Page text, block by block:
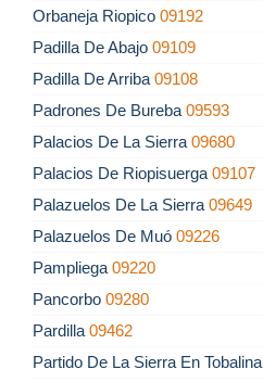
Orbaneja Riopico 09192
Padilla De Abajo 09109
Padilla De Arriba 09108
Padrones De Bureba 09593
Palacios De La Sierra 09680
Palacios De Riopisuerga 09107
Palazuelos De La Sierra 09649
Palazuelos De Muó 09226
Pampliega 09220
Pancorbo 09280
Pardilla 09462
Partido De La Sierra En Tobalina